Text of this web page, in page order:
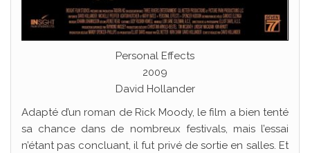
Personal Effects
2009
David Hollander
Adapté d’un roman de Rick Moody, le film a bien tenté
sa chance dans de nombreux festivals, mais l’essai
n’étant pas concluant, il fut privé de sortie en salles. Et